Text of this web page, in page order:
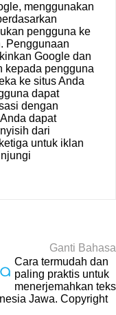
menggunakan
pengguna ke
Penggunaan
Google dan
kepada pengguna
ke situs Anda
dapat
dengan
dapat
dari
untuk iklan
Ganti Bahasa
Cara termudah dan
paling praktis untuk
menerjemahkan teks
Jawa. Copyright